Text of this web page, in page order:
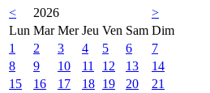
< 2026
>
Lun Mar Mer Jeu Ven Sam Dim
1
2 3 4 5 6
7
8
9 10 11 12 13
14
15
16 17 18 19 20
21